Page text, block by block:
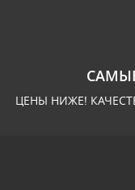
ЦЕНЫ НИЖЕ!